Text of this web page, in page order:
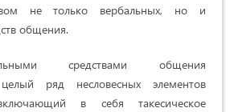
не только вербальных, но и
общения.
средствами общения
целый ряд несловесных элементов
в себя такесическое